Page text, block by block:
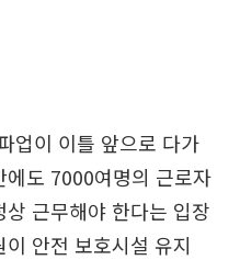
업이 이틀 앞으로 다가
도 7000여명의 근로자
상 근무해야 한다는 입장
안전 보호시설 유지